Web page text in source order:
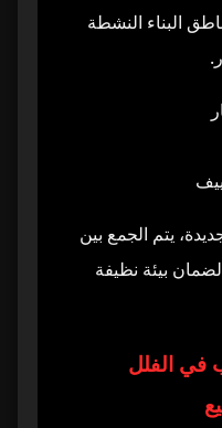
البناء النشطة
يتم الجمع بين
لضمان بيئة نظيفة
في الفلل